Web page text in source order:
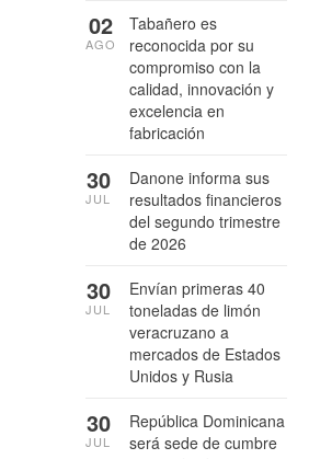
Tabañero es
reconocida por su
compromiso con la
calidad, innovación y
excelencia en
fabricación
02
AGO
Danone informa sus
resultados financieros
del segundo trimestre
de 2026
30
JUL
Envían primeras 40
toneladas de limón
veracruzano a
mercados de Estados
Unidos y Rusia
30
JUL
República Dominicana
será sede de cumbre
30
JUL